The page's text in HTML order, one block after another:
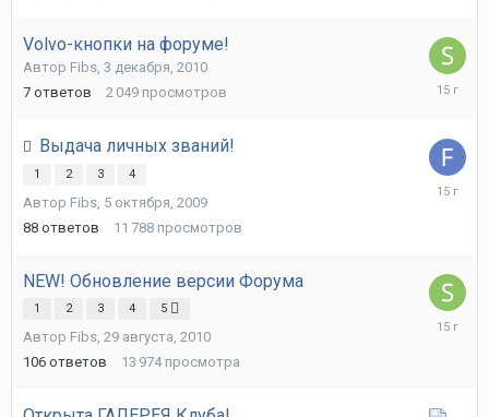
Volvo-кнопки на форуме!
Автор Fibs, 3 декабря, 2010
7 ответов 2 049 просмотров
Выдача личных званий!
1 2 3 4
Автор Fibs, 5 октября, 2009
88 ответов 11 788 просмотров
NEW! Обновление версии Форума
1 2 3 4 5
Автор Fibs, 29 августа, 2010
106 ответов 13 974 просмотра